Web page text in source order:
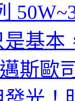
是基本
斯歐